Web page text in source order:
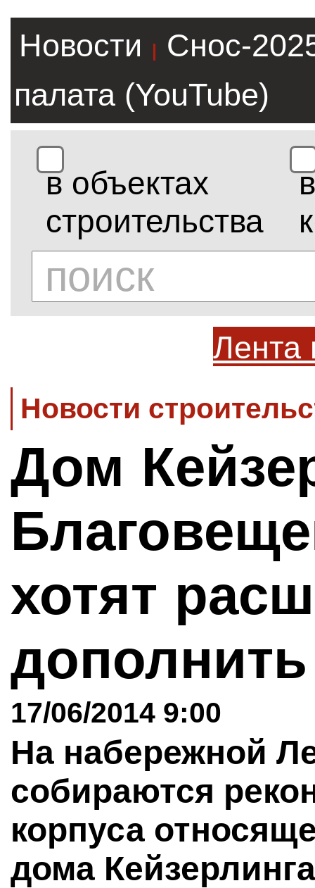
Новости |
Снос-
палата (YouTube)
в объектах
строительства
в
Лента
Новости
Дом
хотят
17/06/2014 9:00
На набережной
собираются
корпуса
дома